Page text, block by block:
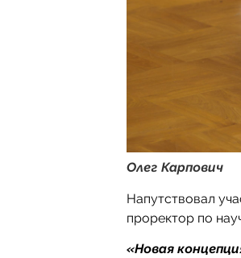
Олег Карпович
Напутствовал
проректор по
«Новая